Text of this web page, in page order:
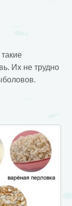
Их не трудно